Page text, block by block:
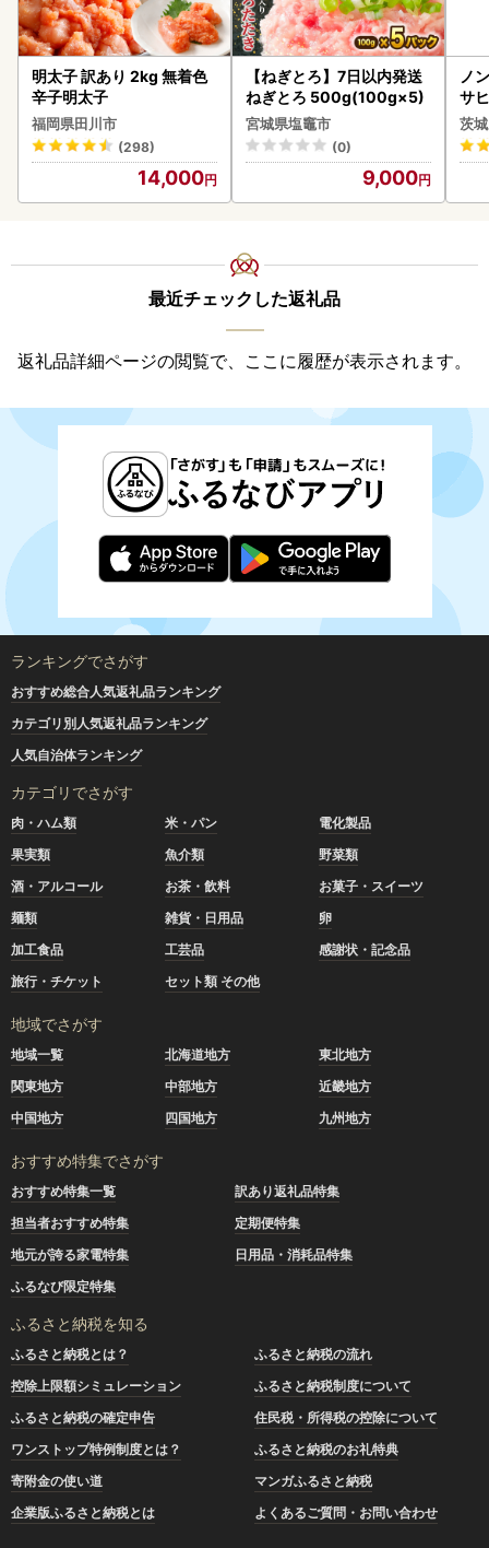
明太子 訳あり 2kg 無着色
辛子明太子
福岡県田川市
(298)
14,000
【ねぎとろ】7日以内発送
ねぎとろ 500g(100g×5)
宮城県塩竈市
(0)
9,000
ノ
サ
本
守
茨
最近チェックした返礼品
返礼品詳細ページの閲覧で、ここに履歴が表示されます。
ランキングでさがす
おすすめ総合人気返礼品ランキング
カテゴリ別人気返礼品ランキング
人気自治体ランキング
カテゴリでさがす
肉・ハム類 米・パン
電化製品
果実類
魚介類
野菜類
酒・アルコール
お茶・飲料
お菓子・スイーツ
麺類
雑貨・日用品
卵
加工食品
工芸品
感謝状・記念品
旅行・チケット
セット類 その他
地域でさがす
地域一覧 北海道地方
東北地方
関東地方
中部地方
近畿地方
中国地方
四国地方 九州地方
おすすめ特集でさがす
おすすめ特集一覧
訳あり返礼品特集
担当者おすすめ特集
定期便特集
地元が誇る家電特集
日用品・消耗品特集
ふるなび限定特集
ふるさと納税を知る
ふるさと納税とは？
ふるさと納税の流れ
控除上限額シミュレーション
ふるさと納税制度について
ふるさと納税の確定申告
住民税・所得税の控除について
ワンストップ特例制度とは？
ふるさと納税のお礼特典
寄附金の使い道
マンガふるさと納税
企業版ふるさと納税とは
よくあるご質問・お問い合わせ